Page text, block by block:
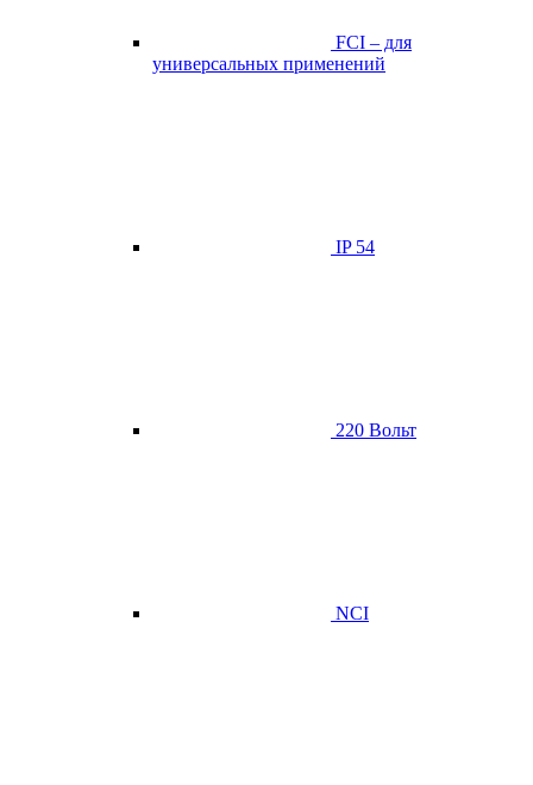
FCI – для
универсальных применений
IP 54
220 Вольт
NCI